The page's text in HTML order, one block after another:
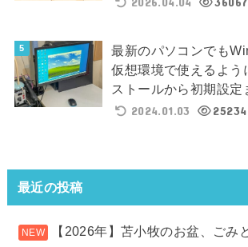
最新のパソコンでも
仮想環境で使えるよう
ストールから初期設定
2024.01.03
25234
最近の投稿
【2026年】苫小牧のお盆、ごみ